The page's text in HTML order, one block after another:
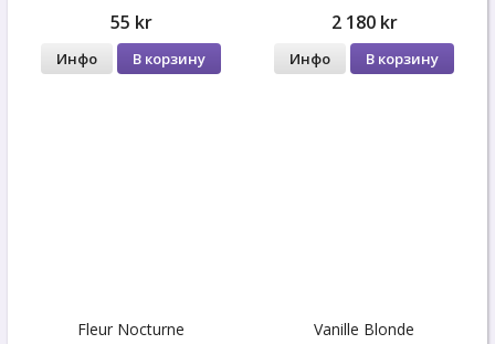
55 kr
Инфо В корзину
2 180 kr
Инфо В корзину
Fleur Nocturne Vanille Blonde